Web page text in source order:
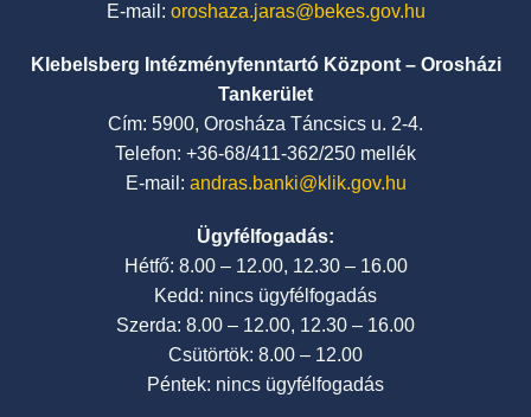
E-mail: oroshaza.jaras@bekes.gov.hu
Klebelsberg Intézményfenntartó Központ – Orosházi
Tankerület
Cím: 5900, Orosháza Táncsics u. 2-4.
Telefon: +36-68/411-362/250 mellék
E-mail: andras.banki@klik.gov.hu
Ügyfélfogadás:
Hétfő: 8.00 – 12.00, 12.30 – 16.00
Kedd: nincs ügyfélfogadás
Szerda: 8.00 – 12.00, 12.30 – 16.00
Csütörtök: 8.00 – 12.00
Péntek: nincs ügyfélfogadás